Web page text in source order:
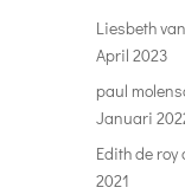
Liesbeth
April 2023
paul
Januari
Edith de roy
2021